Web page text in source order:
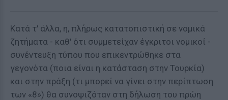
Κατά τ' άλλα, η, πλήρως κατατοπιστική σε νομικά
ζητήματα - καθ' ότι συμμετείχαν έγκριτοι νομικοί -
συνέντευξη τύπου που επικεντρώθηκε στα
γεγονότα (ποια είναι η κατάσταση στην Τουρκία)
και στην πράξη (τι μπορεί να γίνει στην περίπτωση
των «8») θα συνοψιζόταν στη δήλωση του πρώη